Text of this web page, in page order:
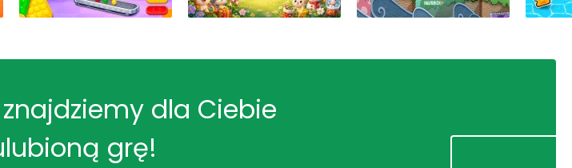
dla Ciebie
grę!